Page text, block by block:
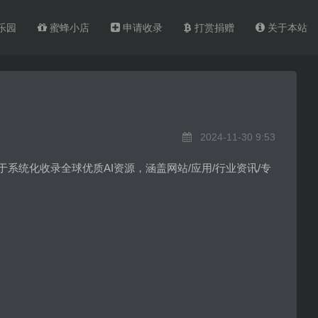
园 蜜蜂小店 申请收录 打赏捐赠 关于本站
2024-11-30 9:53
统化收录全球优质AI资源，涵盖网站/应用/行业资讯/专